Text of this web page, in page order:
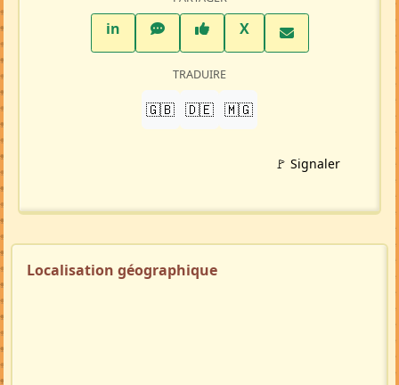
inLinkedInWhatsAppFacebook
XTwitter X
TRADUIRE
🇬🇧 🇩🇪 🇲🇬
🚩 Signaler
Localisation géographique